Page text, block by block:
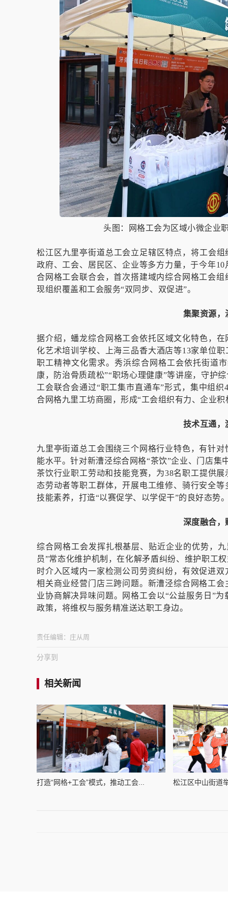
头图：网格工会为区域小微企业
松江区九里亭街道总工会立足辖区特点，将工会
政府、工会、居民区、企业等多方力量，于今年
合网格工会联合会，首次搭建域内综合网格工会
现组织覆盖和工会服务“双同步、双促进”。
集聚资源，
据介绍，蟠龙综合网格工会依托区域文化特色，
化艺术培训学校、上海三品香大酒店等13家单位
职工精神文化需求。秀浜综合网格工会依托街道
康，防治骨质疏松”“职场心理健康”等讲座，守护
工会联合会通过“职工集市直通车”形式，集中组
合网格九里工坊商圈，形成“工会组织有力、企业
技术互通，
九里亭街道总工会围绕三个网格行业特色，有针
能水平。针对新漕泾综合网格“茶饮”企业、门店集
茶饮行业职工劳动和技能竞赛，为38名职工提供
态劳动者等职工群体，开展电工维修、骑行安全
技能素养，打造“以赛促学、以学促干”的良好态势
深度融合，
综合网格工会发挥扎根基层、贴近企业的优势，
员”常态化维护机制，在化解矛盾纠纷、维护职工
时介入区域内一家检测公司劳资纠纷，有效促进
相关商业经营门店三跨问题。新漕泾综合网格工
业协商解决异味问题。网格工会以“公益服务日”
政策，将维权与服务精准送达职工身边。
责任编辑： 庄从周
分享到
相关新闻
打造“网格+工会”模式，推动工会... 松江区中山街道